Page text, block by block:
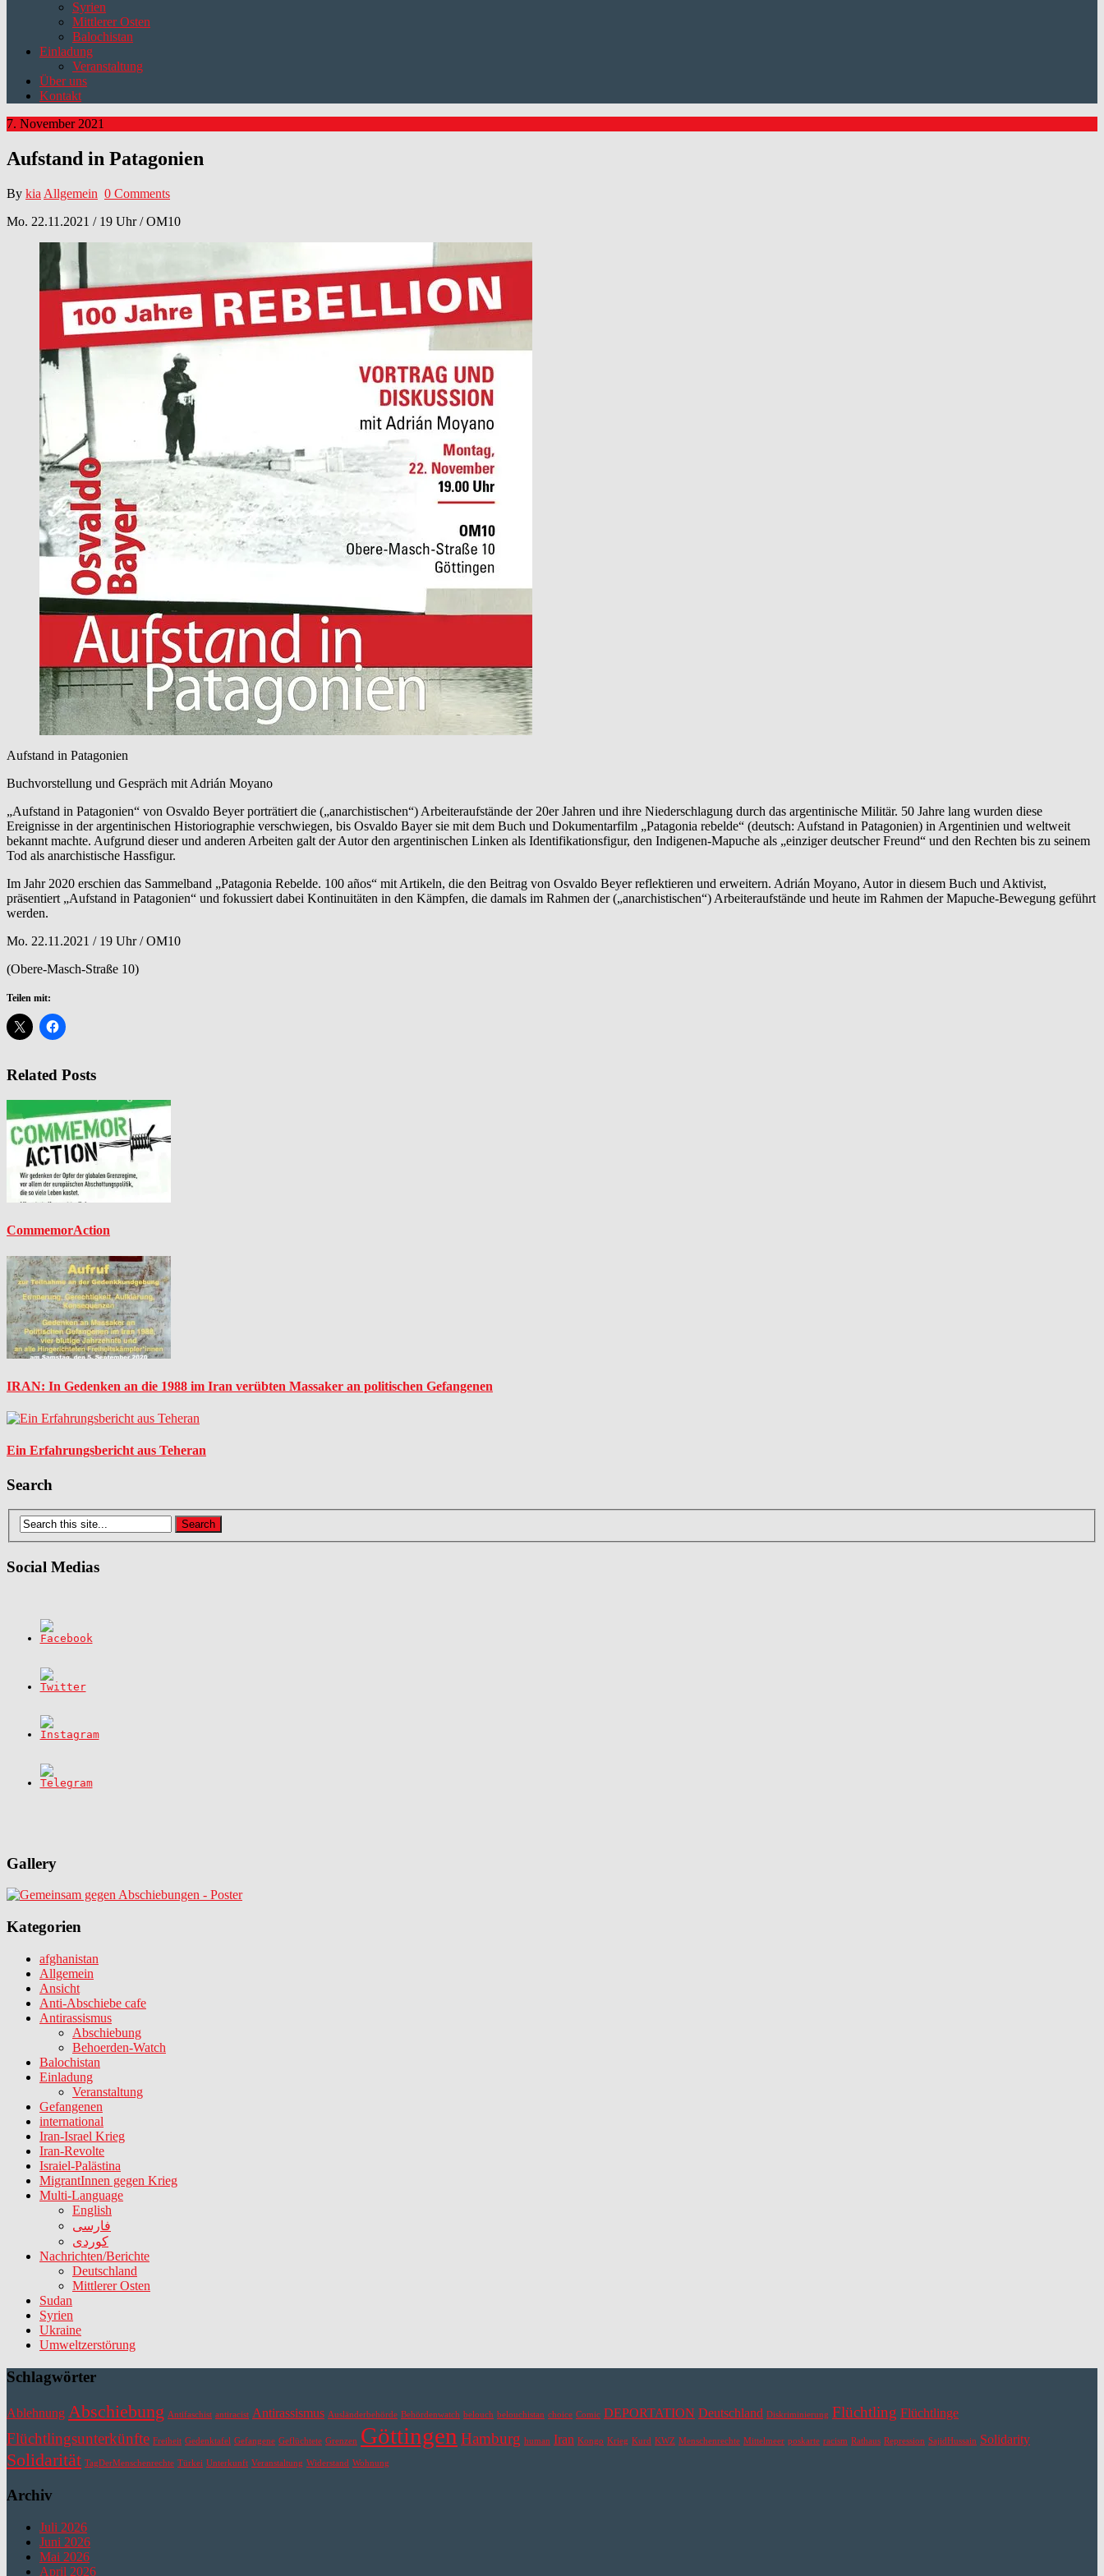
Syrien
Mittlerer Osten
Balochistan
Einladung
Veranstaltung
Über uns
Kontakt
7. November 2021
Aufstand in Patagonien
By kia Allgemein 0 Comments
Mo. 22.11.2021 / 19 Uhr / OM10
Aufstand in Patagonien
Buchvorstellung und Gespräch mit Adrián Moyano
„Aufstand in Patagonien“ von Osvaldo Beyer porträtiert die („anarchistischen“) Arbeiteraufstände der 20er Jahren und ihre Niederschlagung durch das argentinische Militär. 50 Jahre lang wurden diese
Ereignisse in der argentinischen Historiographie verschwiegen, bis Osvaldo Bayer sie mit dem Buch und Dokumentarfilm „Patagonia rebelde“ (deutsch: Aufstand in Patagonien) in Argentinien und weltweit
bekannt machte. Aufgrund dieser und anderen Arbeiten galt der Autor den argentinischen Linken als Identifikationsfigur, den Indigenen-Mapuche als „einziger deutscher Freund“ und den Rechten bis zu seinem
Tod als anarchistische Hassfigur.
Im Jahr 2020 erschien das Sammelband „Patagonia Rebelde. 100 años“ mit Artikeln, die den Beitrag von Osvaldo Beyer reflektieren und erweitern. Adrián Moyano, Autor in diesem Buch und Aktivist,
präsentiert „Aufstand in Patagonien“ und fokussiert dabei Kontinuitäten in den Kämpfen, die damals im Rahmen der („anarchistischen“) Arbeiteraufstände und heute im Rahmen der Mapuche-Bewegung geführt
werden.
Mo. 22.11.2021 / 19 Uhr / OM10
(Obere-Masch-Straße 10)
Teilen mit:
Related Posts
CommemorAction
IRAN: In Gedenken an die 1988 im Iran verübten Massaker an politischen Gefangenen
Ein Erfahrungsbericht aus Teheran
Search
Social Medias
Gallery
Kategorien
afghanistan
Allgemein
Ansicht
Anti-Abschiebe cafe
Antirassismus
Abschiebung
Behoerden-Watch
Balochistan
Einladung
Veranstaltung
Gefangenen
international
Iran-Israel Krieg
Iran-Revolte
Israiel-Palästina
MigrantInnen gegen Krieg
Multi-Language
English
فارسی
کوردی
Nachrichten/Berichte
Deutschland
Mittlerer Osten
Sudan
Syrien
Ukraine
Umweltzerstörung
Schlagwörter
Ablehnung Abschiebung Antifaschist antiracist Antirassismus Ausländerbehörde Behördenwatch belouch belouchistan choice Comic DEPORTATION Deutschland Diskriminierung Flüchtling Flüchtlinge
Flüchtlingsunterkünfte Freiheit Gedenktafel Gefangene Geflüchtete Grenzen Göttingen Hamburg human Iran Kongo Krieg Kurd KWZ Menschenrechte Mittelmeer poskarte racism Rathaus Repression SajidHussain Solidarity
Solidarität TagDerMenschenrechte Türkei Unterkunft Veranstaltung Widerstand Wohnung
Archiv
Juli 2026
Juni 2026
Mai 2026
April 2026